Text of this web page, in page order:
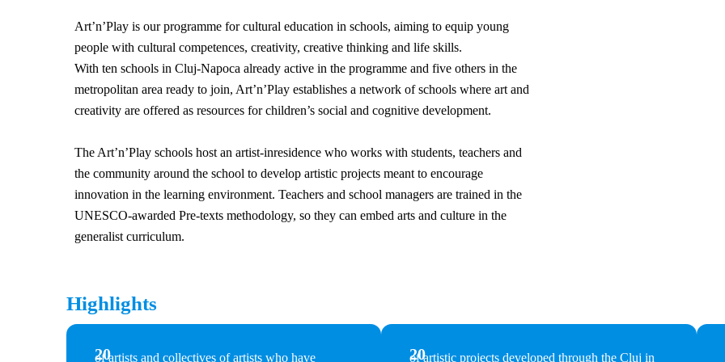
Art’n’Play is our programme for cultural education in schools, aiming to equip young
people with cultural competences, creativity, creative thinking and life skills.
With ten schools in Cluj-Napoca already active in the programme and five others in the
metropolitan area ready to join, Art’n’Play establishes a network of schools where art and
creativity are offered as resources for children’s social and cognitive development.
The Art’n’Play schools host an artist-inresidence who works with students, teachers and
the community around the school to develop artistic projects meant to encourage
innovation in the learning environment. Teachers and school managers are trained in the
UNESCO-awarded Pre-texts methodology, so they can embed arts and culture in the
generalist curriculum.
Highlights
20
of artists and collectives of artists who have 20
of artistic projects developed through the Cluj in